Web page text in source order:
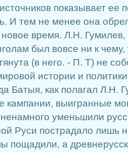
показывает ее
И тем не менее она
время. Л.Н. Гумилев,
был вовсе ни к чему,
(в него. - П. Т) не
истории и
Батыя, как полагал Л.Н.
кампании, выигранные
ненамного уменьшили
Руси пострадало лишь
пощадили, а